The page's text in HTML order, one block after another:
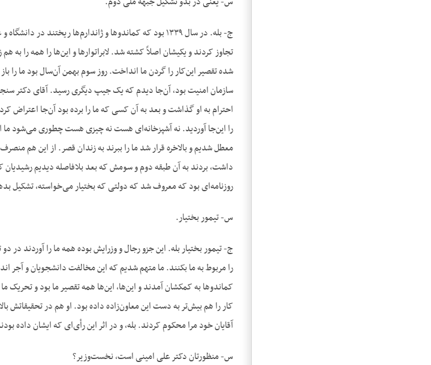
ج- بله. در سال ۱۳۳۹ بود که کماندوها و ژاندارم‌ها
تجاوز کردند و یکیشان اصلاً کشته شد. لابراتوارها و این‌ها را همه را
شده تقصیر این‌کار را گردن ما انداخت. روز سوم بهمن آن‌سال بود ما را
سازمان امنیت بود، آن‌جا دیدم که یک جیپ دیگری رسید. آقای دکتر
احترام به او گذاشت و بعد به آن کسی که ما را برده بود آن‌جا اعتراض
را این‌جا آوردید. نه آشپزخانه‌ای هست نه چیزی هست چطوری می‌شود ما
معطل شدیم و بالاخره قرار شد ما را ببرند به زندان قصر. از این هم
داشت، بردند به آن طبقه دوم و سومش که بعد بلافاصله دیدیم
روزنامه‌ای بود که معروف شد که دولتی که بختیار می‌خواسته، تشکیل
س- تیمور بختیار.
ج- تیمور بختیار بله. این جزو رجال و وزرایش بوده همه ما را آوردند
را مربوط به ما بکنند. ما متهم شدیم که این مخالفت دانشجویان و
کماندوها به کمکشان آمدند و این‌ها، این‌ها همه تقصیر ما بود و
کار را هم بیش‌تر به دست این معاون‌زاده داده بود. او هم در تحقیقاتش
آقایان خود مرا محکوم کردند. بله، و در اثر این رأی‌ای که ایشان
س- منظورتان دکتر علی امینی است، نخست‌وزیر؟